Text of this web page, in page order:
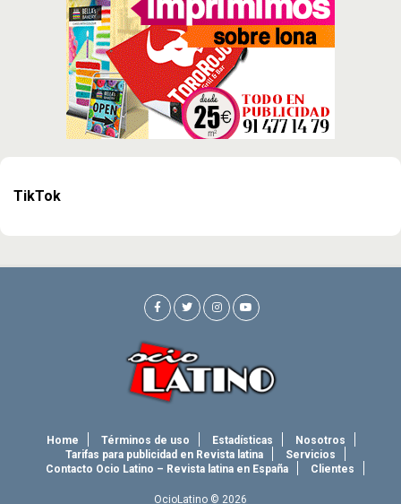
TikTok
Home Términos de uso Estadísticas
Nosotros
Tarifas para publicidad en Revista latina
Servicios
Contacto Ocio Latino – Revista latina en España
Clientes
OcioLatino © 2026